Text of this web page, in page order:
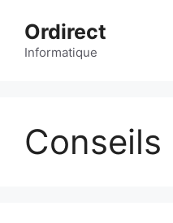
contenu
Ordirect
Informatique
Conseils